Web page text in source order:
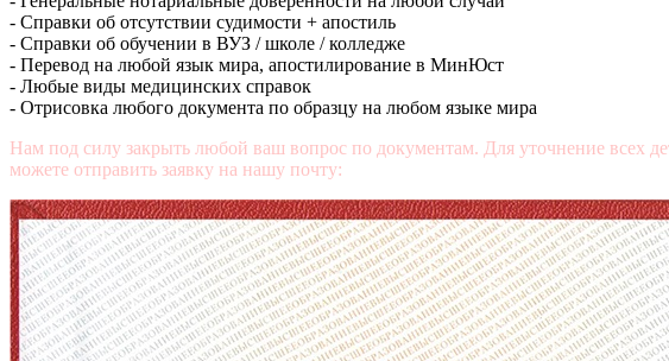
- Справки об отсутствии судимости + апостиль
- Справки об обучении в ВУЗ / школе / колледже
- Перевод на любой язык мира, апостилирование в МинЮст
- Любые виды медицинских справок
- Отрисовка любого документа по образцу на любом языке мира
Нам под силу закрыть любой ваш вопрос по документам. Для уточнение всех
можете отправить заявку на нашу почту: